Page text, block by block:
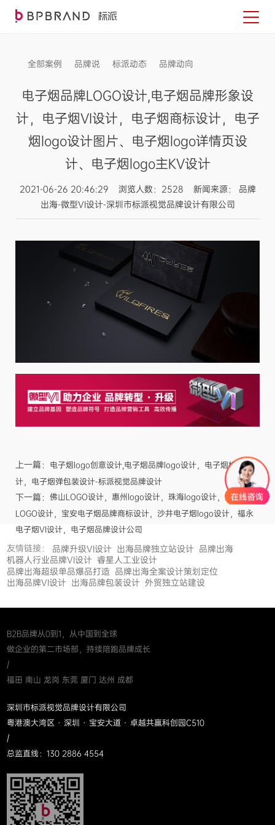
全部案例 品牌说 标派动态 品牌动向
电子烟品牌LOGO设计,电子烟品牌形象设
计，电子烟VI设计，电子烟商标设计，电子
烟logo设计图片、电子烟logo详情页设
计、电子烟logo主KV设计
2021-06-26 20:46:29 浏览人数：2528 新闻来源： 品牌
出海-微型VI设计-深圳市标派视觉品牌设计有限公司
上一篇： 电子烟logo创意设计,电子烟品牌logo设计，电子烟标志设
计，电子烟弹包装设计-标派视觉品牌设计
下一篇： 佛山LOGO设计，惠州logo设计，珠海logo设计，东莞
LOGO设计，宝安电子烟品牌商标设计，沙井电子烟logo设计，福永
电子烟VI设计，电子烟品牌设计公司
友情链接： 品牌升级VI设计 出海品牌独立站设计 品牌出海
机器人行业品牌VI设计 睿星人工业设计
品牌出海超级单品爆品打造 品牌出海全案设计策划定位
出海品牌VI设计 出海品牌包装设计 外贸独立站建设
B2B品牌从0到1，从中国到全球
做企业的第二市场部，持续陪跑品牌成长
/
福田 南山 龙岗 东莞 厦门 达州 成都
深圳市标派视觉品牌设计有限公司
粤港澳大湾区 · 深圳 · 宝安大道 · 卓越共赢科创园C510
/
总监直线：130 2886 4554